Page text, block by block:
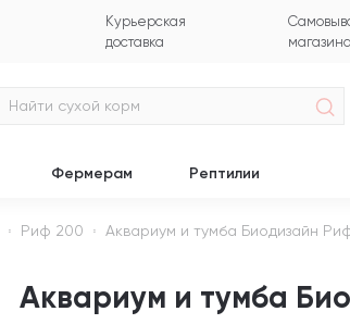
Курьерская
доставка
магазина
Фермерам Рептилии
Риф 200 Аквариум и тумба Биодизайн
Аквариум и тумба